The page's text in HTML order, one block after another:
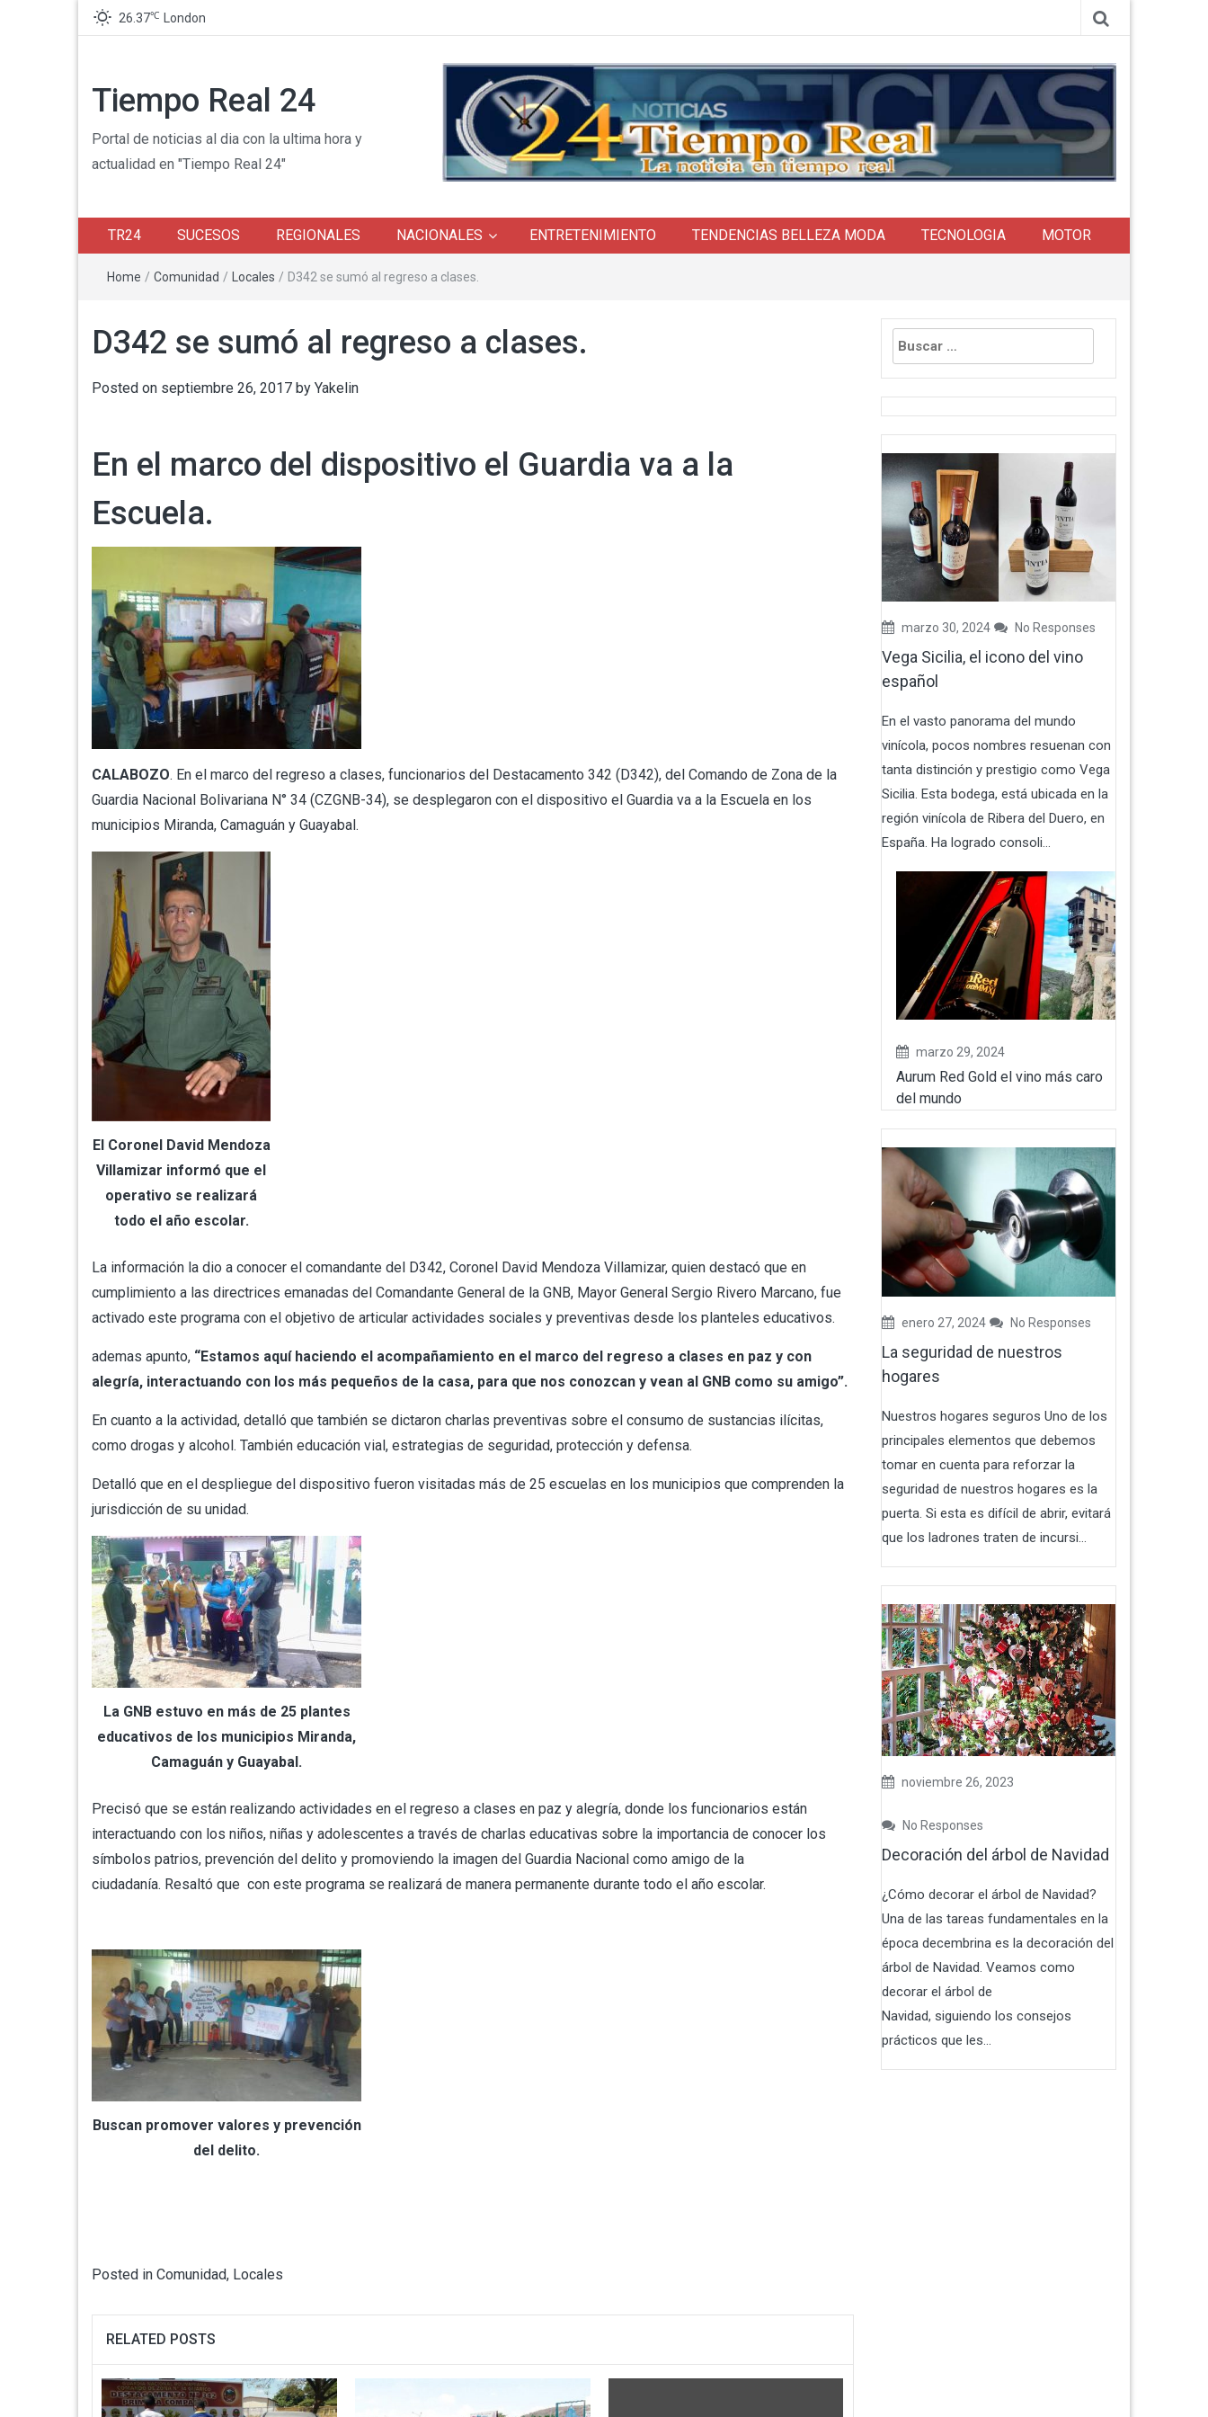
26.37℃ London
Tiempo Real 24
Portal de noticias al dia con la ultima hora y
actualidad en "Tiempo Real 24"
TR24 SUCESOS REGIONALES NACIONALES ENTRETENIMIENTO TENDENCIAS BELLEZA MODA TECNOLOGIA MOTOR
Home / Comunidad / Locales / D342 se sumó al regreso a clases.
D342 se sumó al regreso a clases.
Posted on septiembre 26, 2017 by Yakelin
En el marco del dispositivo el Guardia va a la
Escuela.
CALABOZO. En el marco del regreso a clases, funcionarios del Destacamento 342 (D342), del Comando de Zona de la
Guardia Nacional Bolivariana N° 34 (CZGNB-34), se desplegaron con el dispositivo el Guardia va a la Escuela en los
municipios Miranda, Camaguán y Guayabal.
El Coronel David Mendoza
Villamizar informó que el
operativo se realizará
todo el año escolar.
La información la dio a conocer el comandante del D342, Coronel David Mendoza Villamizar, quien destacó que en
cumplimiento a las directrices emanadas del Comandante General de la GNB, Mayor General Sergio Rivero Marcano, fue
activado este programa con el objetivo de articular actividades sociales y preventivas desde los planteles educativos.
ademas apunto, “Estamos aquí haciendo el acompañamiento en el marco del regreso a clases en paz y con
alegría, interactuando con los más pequeños de la casa, para que nos conozcan y vean al GNB como su amigo”.
En cuanto a la actividad, detalló que también se dictaron charlas preventivas sobre el consumo de sustancias ilícitas,
como drogas y alcohol. También educación vial, estrategias de seguridad, protección y defensa.
Detalló que en el despliegue del dispositivo fueron visitadas más de 25 escuelas en los municipios que comprenden la
jurisdicción de su unidad.
La GNB estuvo en más de 25 plantes
educativos de los municipios Miranda,
Camaguán y Guayabal.
Precisó que se están realizando actividades en el regreso a clases en paz y alegría, donde los funcionarios están
interactuando con los niños, niñas y adolescentes a través de charlas educativas sobre la importancia de conocer los
símbolos patrios, prevención del delito y promoviendo la imagen del Guardia Nacional como amigo de la
ciudadanía. Resaltó que con este programa se realizará de manera permanente durante todo el año escolar.
Buscan promover valores y prevención
del delito.
Posted in Comunidad, Locales
RELATED POSTS
Buscar:
marzo 30, 2024 No Responses
Vega Sicilia, el icono del vino
español
En el vasto panorama del mundo
vinícola, pocos nombres resuenan con
tanta distinción y prestigio como Vega
Sicilia. Esta bodega, está ubicada en la
región vinícola de Ribera del Duero, en
España. Ha logrado consoli...
marzo 29, 2024
Aurum Red Gold el vino más caro
del mundo
enero 27, 2024 No Responses
La seguridad de nuestros
hogares
Nuestros hogares seguros Uno de los
principales elementos que debemos
tomar en cuenta para reforzar la
seguridad de nuestros hogares es la
puerta. Si esta es difícil de abrir, evitará
que los ladrones traten de incursi...
noviembre 26, 2023
No Responses
Decoración del árbol de Navidad
¿Cómo decorar el árbol de Navidad?
Una de las tareas fundamentales en la
época decembrina es la decoración del
árbol de Navidad. Veamos como
decorar el árbol de
Navidad, siguiendo los consejos
prácticos que les...